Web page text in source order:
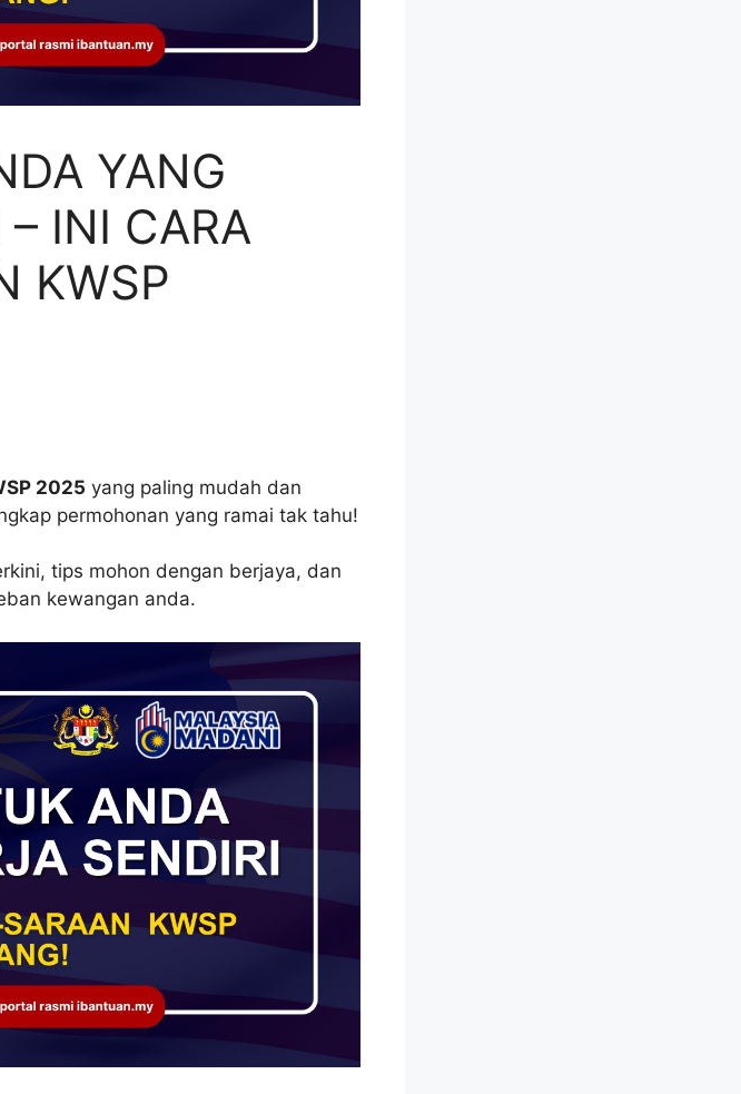
YANG
– INI CARA
KWSP
2025 yang paling mudah dan
permohonan yang ramai tak tahu!
tips mohon dengan berjaya, dan
kewangan anda.